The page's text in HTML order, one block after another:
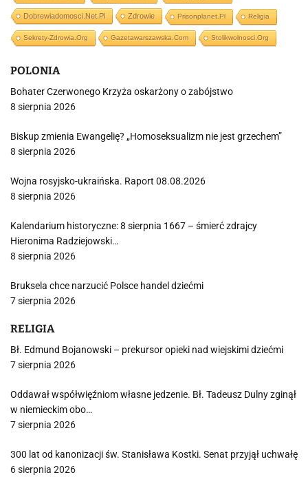
Dobrewiadomosci.net.pl Zdrowie Prisonplanet.pl Religia
Sekrety-Zdrowia.org Gazetawarszawska.com Stolikwolnosci.org
POLONIA
Bohater Czerwonego Krzyża oskarżony o zabójstwo
8 sierpnia 2026
Biskup zmienia Ewangelię? „Homoseksualizm nie jest grzechem”
8 sierpnia 2026
Wojna rosyjsko-ukraińska. Raport 08.08.2026
8 sierpnia 2026
Kalendarium historyczne: 8 sierpnia 1667 – śmierć zdrajcy
Hieronima Radziejowski…
8 sierpnia 2026
Bruksela chce narzucić Polsce handel dziećmi
7 sierpnia 2026
RELIGIA
Bł. Edmund Bojanowski – prekursor opieki nad wiejskimi dziećmi
7 sierpnia 2026
Oddawał współwięźniom własne jedzenie. Bł. Tadeusz Dulny zginął
w niemieckim obo…
7 sierpnia 2026
300 lat od kanonizacji św. Stanisława Kostki. Senat przyjął uchwałę
6 sierpnia 2026